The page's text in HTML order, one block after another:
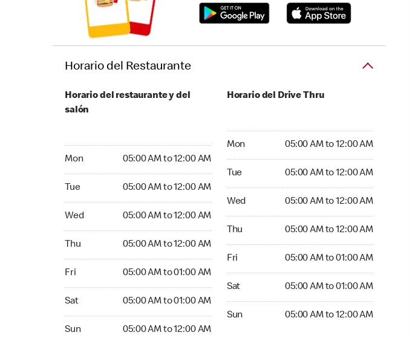
Horario del Restaurante
Horario del restaurante y del
salón
Mon 05:00 AM to 12:00 AM
Tue 05:00 AM to 12:00 AM
Wed 05:00 AM to 12:00 AM
Thu 05:00 AM to 12:00 AM
Fri 05:00 AM to 01:00 AM
Sat 05:00 AM to 01:00 AM
Sun 05:00 AM to 12:00 AM
Horario del Drive Thru
Mon 05:00 AM to 12:00 AM
Tue 05:00 AM to 12:00 AM
Wed 05:00 AM to 12:00 AM
Thu 05:00 AM to 12:00 AM
Fri 05:00 AM to 01:00 AM
Sat 05:00 AM to 01:00 AM
Sun 05:00 AM to 12:00 AM